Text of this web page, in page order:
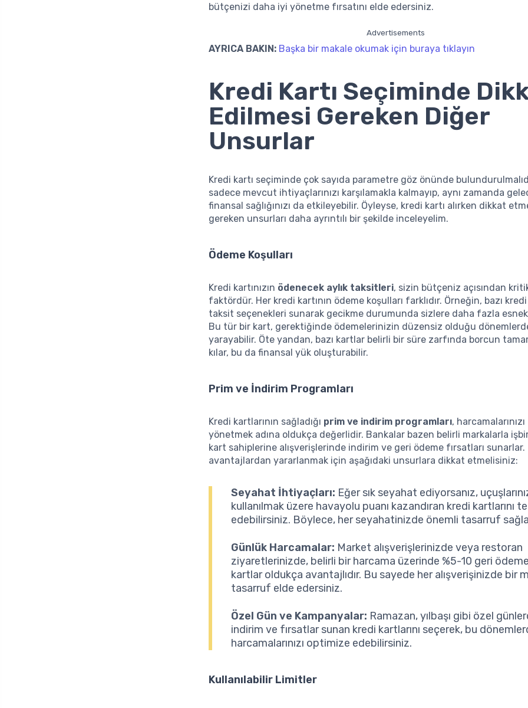
bütçenizi daha iyi yönetme fırsatını elde edersiniz.
Advertisements
AYRICA BAKIN: Başka bir makale okumak için buraya tıklayın
Kredi Kartı Seçiminde
Edilmesi Gereken Diğer
Unsurlar
Kredi kartı seçiminde çok sayıda parametre göz önünde
sadece mevcut ihtiyaçlarınızı karşılamakla kalmayıp, aynı zamanda
finansal sağlığınızı da etkileyebilir. Öyleyse, kredi kartı alırken dikkat
gereken unsurları daha ayrıntılı bir şekilde inceleyelim.
Ödeme Koşulları
Kredi kartınızın ödenecek aylık taksitleri, sizin bütçeniz açısından
faktördür. Her kredi kartının ödeme koşulları farklıdır. Örneğin, bazı
taksit seçenekleri sunarak gecikme durumunda sizlere daha fazla
Bu tür bir kart, gerektiğinde ödemelerinizin düzensiz olduğu
yarayabilir. Öte yandan, bazı kartlar belirli bir süre zarfında borcun
kılar, bu da finansal yük oluşturabilir.
Prim ve İndirim Programları
Kredi kartlarının sağladığı prim ve indirim programları,
yönetmek adına oldukça değerlidir. Bankalar bazen belirli markalarla
kart sahiplerine alışverişlerinde indirim ve geri ödeme fırsatları
avantajlardan yararlanmak için aşağıdaki unsurlara dikkat etmelisiniz:
Seyahat İhtiyaçları: Eğer sık seyahat ediyorsanız,
kullanılmak üzere havayolu puanı kazandıran kredi kartlarını
edebilirsiniz. Böylece, her seyahatinizde önemli tasarruf
Günlük Harcamalar: Market alışverişlerinizde veya restoran
ziyaretlerinizde, belirli bir harcama üzerinde %5-10 geri
kartlar oldukça avantajlıdır. Bu sayede her alışverişinizde bir
tasarruf elde edersiniz.
Özel Gün ve Kampanyalar: Ramazan, yılbaşı gibi özel
indirim ve fırsatlar sunan kredi kartlarını seçerek, bu
harcamalarınızı optimize edebilirsiniz.
Kullanılabilir Limitler